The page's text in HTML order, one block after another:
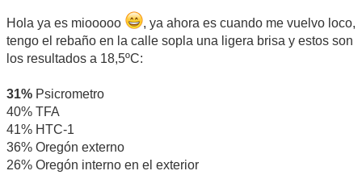
Hola ya es miooooo
, ya ahora es cuando me vuelvo loco,
tengo el rebaño en la calle sopla una ligera brisa y estos son
los resultados a 18,5ºC:
31% Psicrometro
40% TFA
41% HTC-1
36% Oregón externo
26% Oregón interno en el exterior